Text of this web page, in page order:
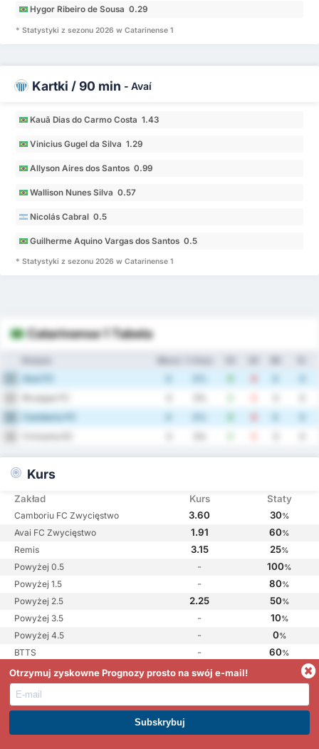
Hygor Ribeiro de Sousa 0.29
* Statystyki z sezonu 2026 w Catarinense 1
Kartki / 90 min - Avaí
Kauã Dias do Carmo Costa 1.43
Vinicius Gugel da Silva 1.29
Allyson Aires dos Santos 0.99
Wallison Nunes Silva 0.57
Nicolás Cabral 0.5
Guilherme Aquino Vargas dos Santos 0.5
* Statystyki z sezonu 2026 w Catarinense 1
Catarinense 1 Tabela
Avai FC
Brusque FC
Camboriu FC
Kurs
Zakład Kurs Staty
Camboriu FC Zwycięstwo 3.60 30%
Avai FC Zwycięstwo 1.91 60%
Remis 3.15 25%
Powyżej 0.5 - 100%
Powyżej 1.5 - 80%
Powyżej 2.5 2.25 50%
Powyżej 3.5 - 10%
Powyżej 4.5 - 0%
BTTS - 60%
Analiza
Dnia 28.2.2026 drużyna Camboriu FC rozegrała mecz z drużyną Avai
FC w Catarinense 1. Mecz zakończył się wynikiem1 - 0 dla Camboriu
DOŁĄCZ DO PREMIUM. ZARABIAJ JUŻ DZIŚ
Otrzymuj zyskowne Prognozy prosto na swój e-mail!